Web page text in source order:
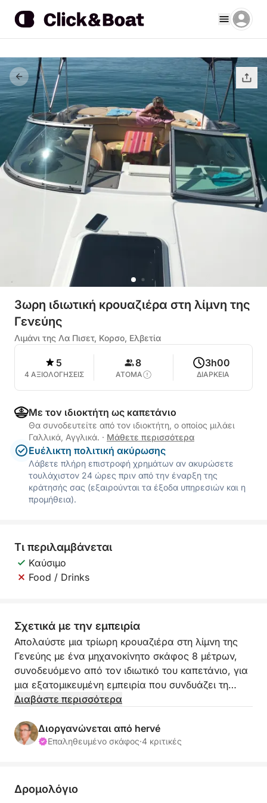
3ωρη ιδιωτική κρουαζιέρα στη λίμνη της
Γενεύης
Λιμάνι της Λα Πισετ, Κορσο, Ελβετία
5
4 ΑΞΙΟΛΟΓΗΣΕΙΣ
8
ΑΤΟΜΑ
3h00
ΔΙΑΡΚΕΙΑ
Με τον ιδιοκτήτη ως καπετάνιο
Θα συνοδευτείτε από τον ιδιοκτήτη, ο οποίος μιλάει
Γαλλικά, Αγγλικά. · Μάθετε περισσότερα
Ευέλικτη πολιτική ακύρωσης
Λάβετε πλήρη επιστροφή χρημάτων αν ακυρώσετε
τουλάχιστον 24 ώρες πριν από την έναρξη της
κράτησής σας (εξαιρούνται τα έξοδα υπηρεσιών και η
προμήθεια).
Τι περιλαμβάνεται
Καύσιμο
Food / Drinks
Σχετικά με την εμπειρία
Απολαύστε μια τρίωρη κρουαζιέρα στη λίμνη της
Γενεύης με ένα μηχανοκίνητο σκάφος 8 μέτρων,
συνοδευόμενο από τον ιδιωτικό του καπετάνιο, για
μια εξατομικευμένη εμπειρία που συνδυάζει τη
φύση, τη χαλάρωση και την ανακάλυψη.
Vevey, στην καρδιά ενός από τα πιο όμορφα
πανοράματα της Ελβετίας.
του Lavaux, που αποτελούν Μνημείο Παγκόσμιας
Διαβάστε περισσότερα
Διοργανώνεται από hervé
Επαληθευμένο σκάφος·4 κριτικές
Δρομολόγιο